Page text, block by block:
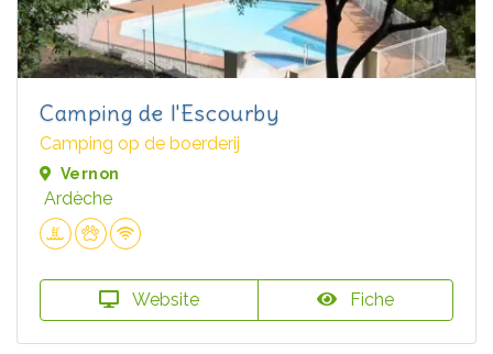
Camping de l'Escourby
Camping op de boerderij
Vernon
Ardèche
Website Fiche